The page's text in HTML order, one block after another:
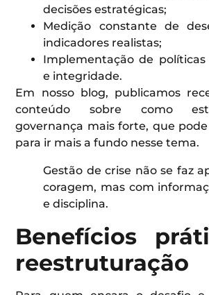
decisões estratégicas;
Medição constante de
indicadores realistas;
Implementação de
e integridade.
Em nosso blog, publicamos
conteúdo sobre como
governança mais forte, que
para ir mais a fundo nesse tema.
Gestão de crise não se faz
coragem, mas com
e disciplina.
Benefícios
reestruturação